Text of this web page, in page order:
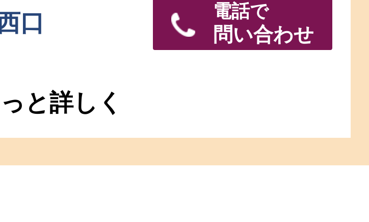
口 電話で
問い合わせ
と詳しく